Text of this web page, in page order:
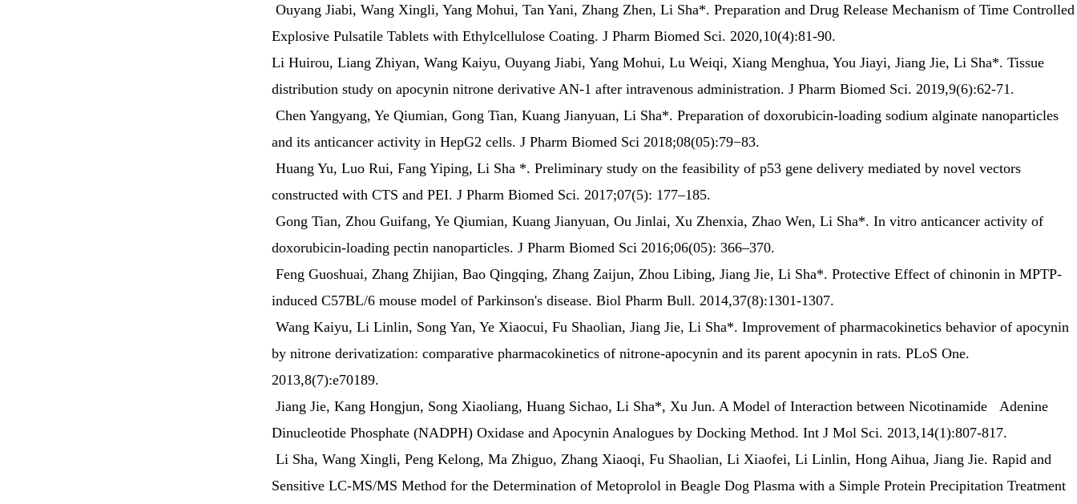
Ouyang Jiabi, Wang Xingli, Yang Mohui, Tan Yani, Zhang Zhen, Li Sha*. Preparation and Drug Release Mechanism of Time Controlled
Explosive Pulsatile Tablets with Ethylcellulose Coating. J Pharm Biomed Sci. 2020,10(4):81-90.
Li Huirou, Liang Zhiyan, Wang Kaiyu, Ouyang Jiabi, Yang Mohui, Lu Weiqi, Xiang Menghua, You Jiayi, Jiang Jie, Li Sha*. Tissue
distribution study on apocynin nitrone derivative AN-1 after intravenous administration. J Pharm Biomed Sci. 2019,9(6):62-71.
Chen Yangyang, Ye Qiumian, Gong Tian, Kuang Jianyuan, Li Sha*. Preparation of doxorubicin-loading sodium alginate nanoparticles
and its anticancer activity in HepG2 cells. J Pharm Biomed Sci 2018;08(05):79−83.
Huang Yu, Luo Rui, Fang Yiping, Li Sha *. Preliminary study on the feasibility of p53 gene delivery mediated by novel vectors
constructed with CTS and PEI. J Pharm Biomed Sci. 2017;07(5): 177–185.
Gong Tian, Zhou Guifang, Ye Qiumian, Kuang Jianyuan, Ou Jinlai, Xu Zhenxia, Zhao Wen, Li Sha*. In vitro anticancer activity of
doxorubicin-loading pectin nanoparticles. J Pharm Biomed Sci 2016;06(05): 366–370.
Feng Guoshuai, Zhang Zhijian, Bao Qingqing, Zhang Zaijun, Zhou Libing, Jiang Jie, Li Sha*. Protective Effect of chinonin in MPTP-
induced C57BL/6 mouse model of Parkinson's disease. Biol Pharm Bull. 2014,37(8):1301-1307.
Wang Kaiyu, Li Linlin, Song Yan, Ye Xiaocui, Fu Shaolian, Jiang Jie,Li Sha*. Improvement of pharmacokinetics behavior of apocynin
by nitrone derivatization: comparative pharmacokinetics of nitrone-apocynin and its parent apocynin in rats. PLoS One.
2013,8(7):e70189.
Jiang Jie, Kang Hongjun, Song Xiaoliang, Huang Sichao,Li Sha*, Xu Jun. A Model of Interaction between Nicotinamide Adenine
Dinucleotide Phosphate (NADPH) Oxidase and Apocynin Analogues by Docking Method. Int J Mol Sci. 2013,14(1):807-817.
Li Sha, Wang Xingli, Peng Kelong, Ma Zhiguo, Zhang Xiaoqi, Fu Shaolian, Li Xiaofei, Li Linlin, Hong Aihua, Jiang Jie. Rapid and
Sensitive LC-MS/MS Method for the Determination of Metoprolol in Beagle Dog Plasma with a Simple Protein Precipitation Treatment